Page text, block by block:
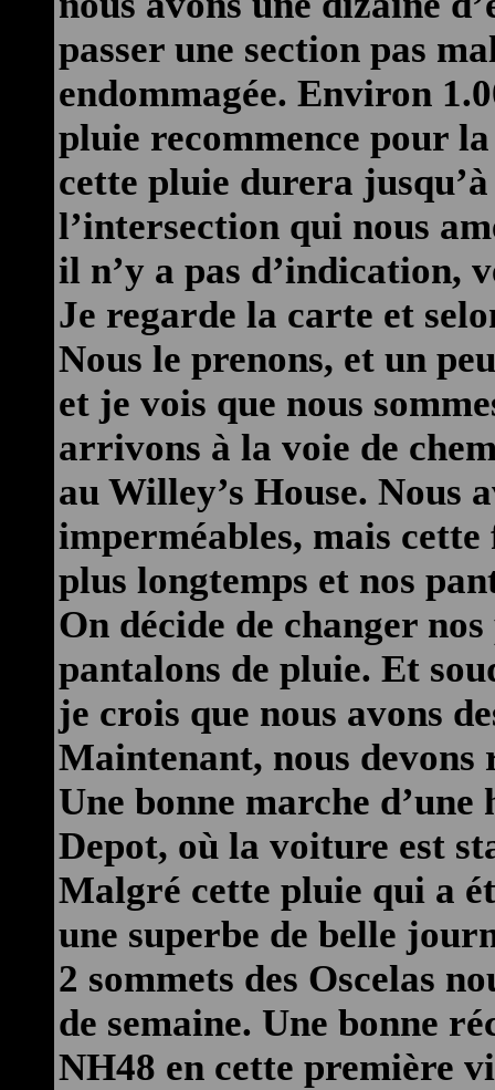
passer une section pas
endommagée. Environ
pluie recommence pour
cette pluie durera
l’intersection qui nous
il n’y a pas d’indication,
Je regarde la carte et
Nous le prenons, et un
et je vois que nous
arrivons à la voie de
au Willey’s House. Nous
imperméables, mais
plus longtemps et nos
On décide de changer
pantalons de pluie. Et
je crois que nous avons
Maintenant, nous
Une bonne marche
Depot, où la voiture est
Malgré cette pluie qui a
une superbe de belle
2 sommets des Oscelas
de semaine. Une bonne
NH48 en cette première